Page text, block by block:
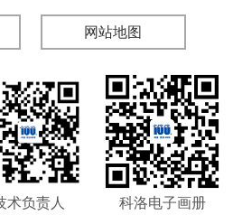
网站地图
术负责人 科洛电子画册